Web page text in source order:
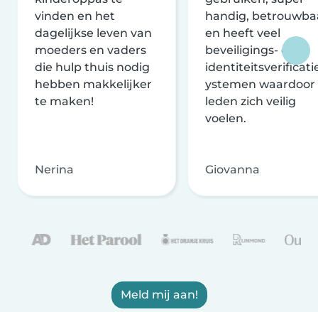
vinden en het
dagelijkse leven van
moeders en vaders
die hulp thuis nodig
hebben makkelijker
te maken!
Nerina
handig,
en heeft veel
beveiligings- en
ystemen waardoor
leden zich veilig
voelen.
Giovanna
Meld mij aan!